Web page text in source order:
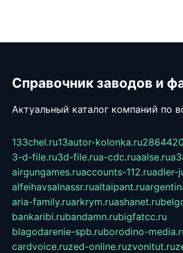
Справочник заводов и
Актуальный каталог компаний по
133chel.ru13autor-kolonka.ru
3-d-file.ru3d-file.rua-cdc.ruaalse.ru
airgungames.ruaccounts-112.ruadler-
alfeihavsalnassr.rualtaipant.ru
aria-family.ruarkrym.ruashanet.ru
bankaribi.rubandamn.rubigfatcc.ru
blagodarenie-spb.ruborodino-
cardvoice.ruzed-online.ruzvonitut.ru